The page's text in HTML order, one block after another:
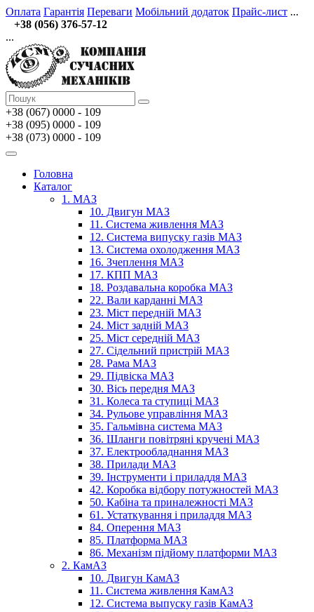
Оплата Гарантія Переваги Мобільний додаток Прайс-лист ...
+38 (056) 376-57-12
...
+38 (067) 0000 - 109
+38 (095) 0000 - 109
+38 (073) 0000 - 109
Головна
Каталог
1. МАЗ
10. Двигун МАЗ
11. Система живлення МАЗ
12. Система випуску газів МАЗ
13. Система охолодження МАЗ
16. Зчеплення МАЗ
17. КПП МАЗ
18. Роздавальна коробка МАЗ
22. Вали карданні МАЗ
23. Міст передній МАЗ
24. Міст задній МАЗ
25. Міст середній МАЗ
27. Сідельний пристрій МАЗ
28. Рама МАЗ
29. Підвіска МАЗ
30. Вісь передня МАЗ
31. Колеса та ступиці МАЗ
34. Рульове управління МАЗ
35. Гальмівна система МАЗ
36. Шланги повітряні кручені МАЗ
37. Електрообладнання МАЗ
38. Прилади МАЗ
39. Інструменти і приладдя МАЗ
42. Коробка відбору потужностей МАЗ
50. Кабіна та приналежності МАЗ
61. Устаткування і приладдя МАЗ
84. Оперення МАЗ
85. Платформа МАЗ
86. Механізм підйому платформи МАЗ
2. КамАЗ
10. Двигун КамАЗ
11. Система живлення КамАЗ
12. Система выпуску газів КамАЗ